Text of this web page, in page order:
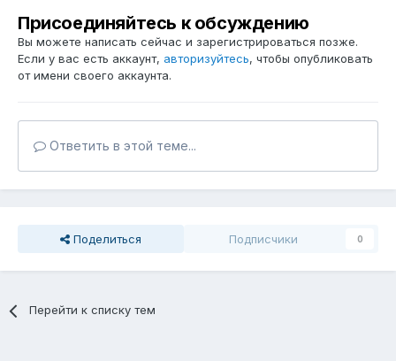
Присоединяйтесь к обсуждению
Вы можете написать сейчас и зарегистрироваться позже.
Если у вас есть аккаунт, авторизуйтесь, чтобы опубликовать
от имени своего аккаунта.
Ответить в этой теме...
Поделиться Подписчики 0
Перейти к списку тем